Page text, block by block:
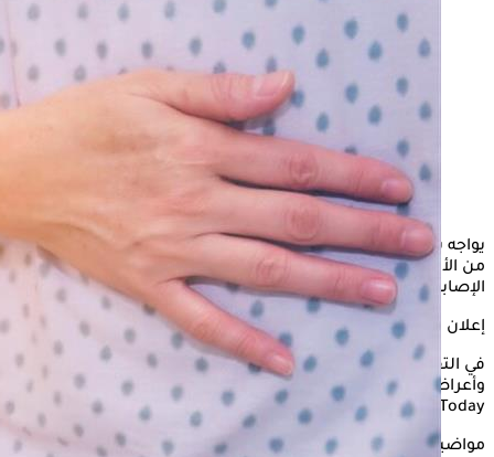
يواجه بعض الأشخاص صعوبة كبيرة في التبرز، ويرجع ذلك للعديد
من الأسباب، ومعاحتباس البراز في الأمعاء والقولون، يزداد خطر
الإصابة بعدد من الأضرار.
إعلان
في التفرير التالي، يستعرض "الكونسلتو" أسباب احتباس البراز
وأعراضه وأضراره وطرق علاجه، وفقًا لموقع "Medical News
Today".
مواضيع ذات صلة